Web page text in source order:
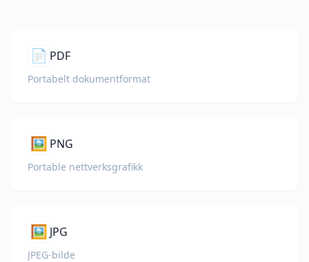
📄 PDF
Portabelt dokumentformat
🖼️ PNG
Portable nettverksgrafikk
🖼️ JPG
JPEG-bilde